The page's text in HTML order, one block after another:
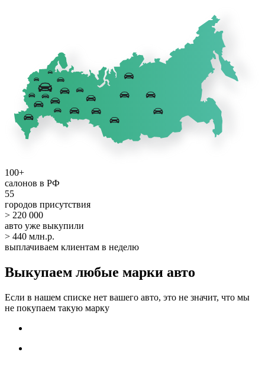
100+
салонов в РФ
55
городов присутствия
> 220 000
авто уже выкупили
> 440 млн.р.
выплачиваем клиентам в неделю
Выкупаем любые марки авто
Если в нашем списке нет вашего авто, это не значит, что мы
не покупаем такую марку